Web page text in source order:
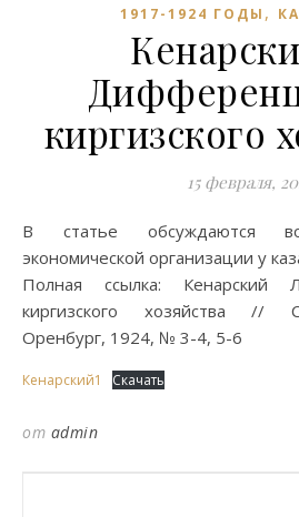
1917-1924 ГОДЫ ,
киргизского
15 февраля,
В статье обсуждаются вопросы социально-
экономической организации у
Полная ссылка: Кенарский
киргизского хозяйства //
Оренбург, 1924, № 3-4, 5-6
Кенарский1 Скачать
от admin